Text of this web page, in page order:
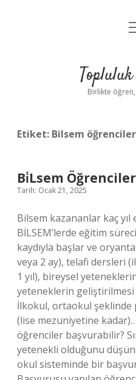
Birlikte
Etiket: Bilsem
Bi̇Lsem
Tarih: Ocak 21, 2025
Bilsem kazananlar kaç yıl
BİLSEM’lerde eğitim
kaydıyla başlar ve
veya 2 ay), telafi dersleri
1 yıl), bireysel
yeteneklerin geliştirilmesi
İlkokul, ortaokul
(lise mezuniyetine
öğrenciler başvurabilir?
yetenekli olduğunu
okul sisteminde bir